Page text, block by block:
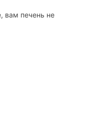
вам печень не